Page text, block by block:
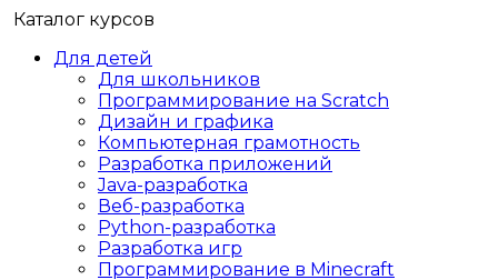
Каталог курсов
Для детей
Для школьников
Программирование на Scratch
Дизайн и графика
Компьютерная грамотность
Разработка приложений
Java-разработка
Веб-разработка
Python-разработка
Разработка игр
Программирование в Minecraft